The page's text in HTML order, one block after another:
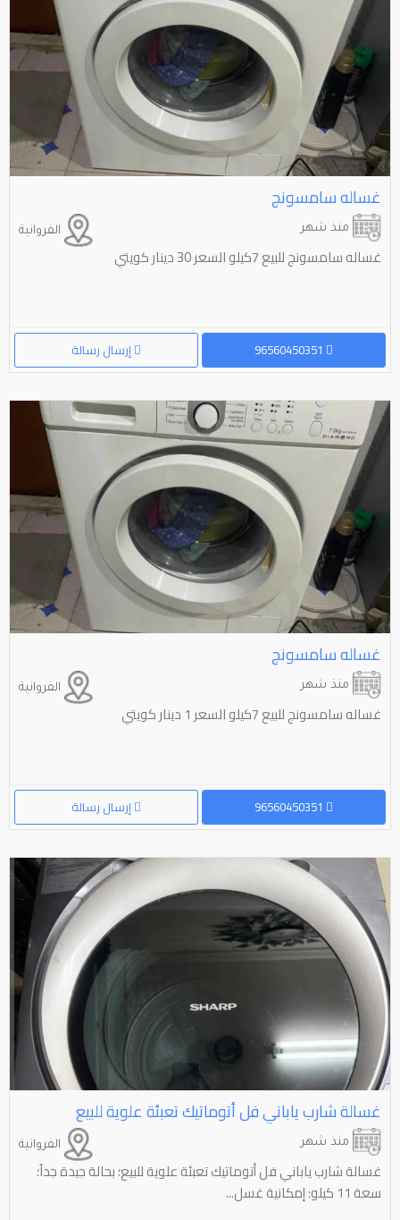
غساله سامسونج
الفروانية منذ شهر
غساله سامسونج للبيع 7كيلو السعر 30 دينار كويتي
إرسال رسالة
غساله سامسونج
الفروانية منذ شهر
غساله سامسونج للبيع 7كيلو السعر 1 دينار كويتي
إرسال رسالة
غسالة شارب ياباني فل أتوماتيك تعبئة علوية للبيع
الفروانية منذ شهر
غسالة شارب ياباني فل أتوماتيك تعبئة علوية للبيع؛ بحالة جيدة جداُ؛
سعة 11 كيلو: إمكانية غسل...